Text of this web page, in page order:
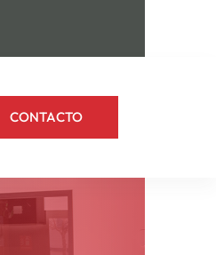
CONTACTO